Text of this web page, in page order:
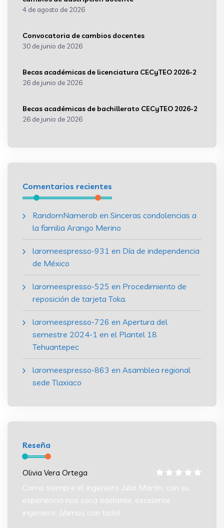
4 de agosto de 2026
Convocatoria de cambios docentes
30 de junio de 2026
Becas académicas de licenciatura CECyTEO 2026-2
26 de junio de 2026
Becas académicas de bachillerato CECyTEO 2026-2
26 de junio de 2026
Comentarios recientes
RandomNamerob en Sinceras condolencias a
la familia Arango Merino
laromeespresso-931 en Día de independencia
de México
laromeespresso-525 en Procedimiento de
reposición de tarjeta Toka.
laromeespresso-726 en Apertura del
semestre 2024-1 en el Plantel 18
Tehuantepec
laromeespresso-863 en Asamblea regional
sede Tlaxiaco
Reseña
Olivia Vera Ortega
Como siempre el ingeniero Julio Martín, con su
experiencia nos saca adelante, excelente
ingeniero. ¡Vamos con todo!